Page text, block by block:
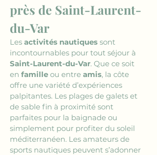
près de Saint-Laurent-
du-Var
Les activités nautiques sont
incontournables pour tout séjour à
Saint-Laurent-du-Var. Que ce soit
en famille ou entre amis, la côte
offre une variété d’expériences
palpitantes. Les plages de galets et
de sable fin à proximité sont
parfaites pour la baignade ou
simplement pour profiter du soleil
méditerranéen. Les amateurs de
sports nautiques peuvent s’adonner